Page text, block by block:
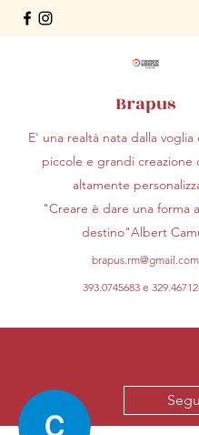
Brapus
E' una realtà nata dalla
piccole e grandi creazione
altamente
"Creare è dare una forma
destino"Albert
brapus.rm@gmail.com
393.0745683e